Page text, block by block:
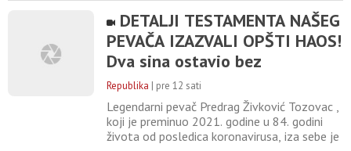
helikopteru. Inače, svoju prvu suprugu Neša
je upoznao preko poznatog muzičara Čede
Čvorka, i sa njom je dobio sina Manuela.
Međutim, mladost i ogromna popularnost
devedesetih brzo
DETALJI TESTAMENTA NAŠEG
PEVAČA IZAZVALI OPŠTI HAOS!
Dva sina ostavio bez
nasledstva, usledila DRAMA
tada!
Republika | pre 12 sati
Legendarni pevač Predrag Živković Tozovac ,
koji je preminuo 2021. godine u 84. godini
života od posledica koronavirusa, iza sebe je